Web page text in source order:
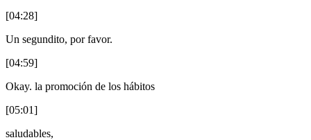
[04:28]
Un segundito, por favor.
[04:59]
Okay. la promoción de los hábitos
[05:01]
saludables,